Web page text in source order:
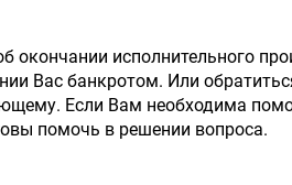
исполнительного
Вас банкротом. Или
Если Вам необходима
помочь в решении вопроса.